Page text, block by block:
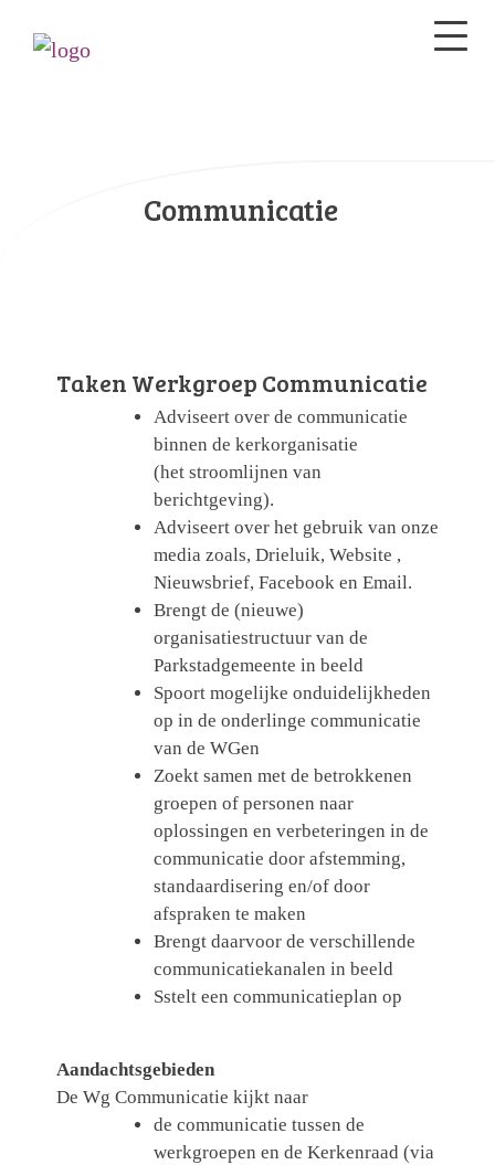
Communicatie
Taken Werkgroep Communicatie
Adviseert over de communicatie
binnen de kerkorganisatie
(het stroomlijnen van
berichtgeving).
Adviseert over het gebruik van onze
media zoals, Drieluik, Website ,
Nieuwsbrief, Facebook en Email.
Brengt de (nieuwe)
organisatiestructuur van de
Parkstadgemeente in beeld
Spoort mogelijke onduidelijkheden
op in de onderlinge communicatie
van de WGen
Zoekt samen met de betrokkenen
groepen of personen naar
oplossingen en verbeteringen in de
communicatie door afstemming,
standaardisering en/of door
afspraken te maken
Brengt daarvoor de verschillende
communicatiekanalen in beeld
Sstelt een communicatieplan op
Aandachtsgebieden
De Wg Communicatie kijkt naar
de communicatie tussen de
werkgroepen en de Kerkenraad (via